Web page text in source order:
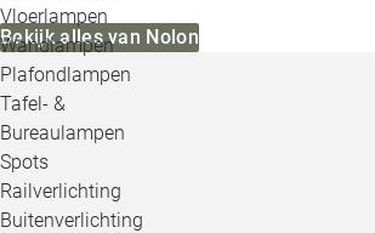
Vloerlampen
Wandlampen
Plafondlampen
Tafel- &
Bureaulampen
Spots
Railverlichting
Buitenverlichting
Bekijk alles van Nolon